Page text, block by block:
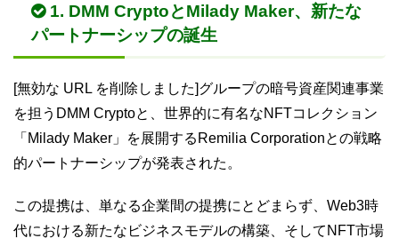
1. DMM CryptoとMilady Maker、新たな
パートナーシップの誕生
[無効な URL を削除しました]グループの暗号資産関連事業
を担うDMM Cryptoと、世界的に有名なNFTコレクション
「Milady Maker」を展開するRemilia Corporationとの戦略
的パートナーシップが発表された。
この提携は、単なる企業間の提携にとどまらず、Web3時
代における新たなビジネスモデルの構築、そしてNFT市場